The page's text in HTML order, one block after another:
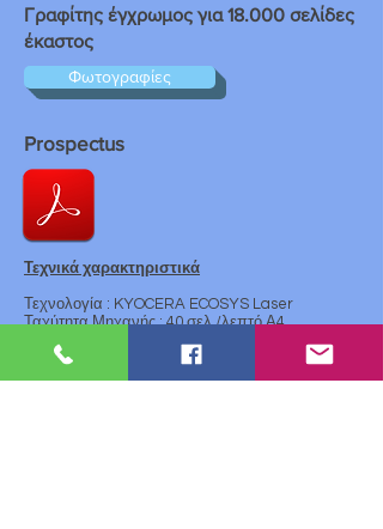
Γραφίτης έγχρωμος για 18.000 σελίδες
έκαστος
Φωτογραφίες
Prospectus
Τεχνικά χαρακτηριστικά
Τεχνολογία : KYOCERA ECOSYS Laser
Ταχύτητα Μηχανής : 40 σελ./λεπτό Α4
Χρώμα : Έγχρωμο
Χρόνος προθέρμανσης : 20 δευτερόλεπτα